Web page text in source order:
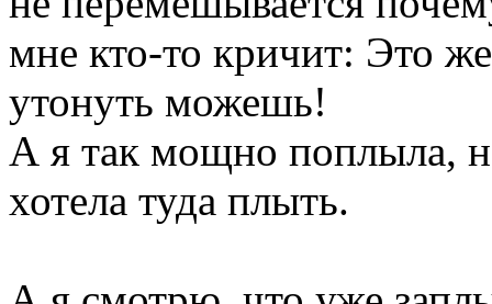
мне кто-то кричит: Это
утонуть можешь!
А я так мощно поплыла,
хотела туда плыть.